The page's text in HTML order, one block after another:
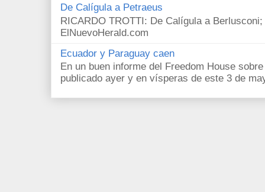
De Calígula a Petraeus
RICARDO TROTTI: De Calígula a
ElNuevoHerald.com
Ecuador y Paraguay caen
En un buen informe del Freedom House
publicado ayer y en vísperas de este 3 de